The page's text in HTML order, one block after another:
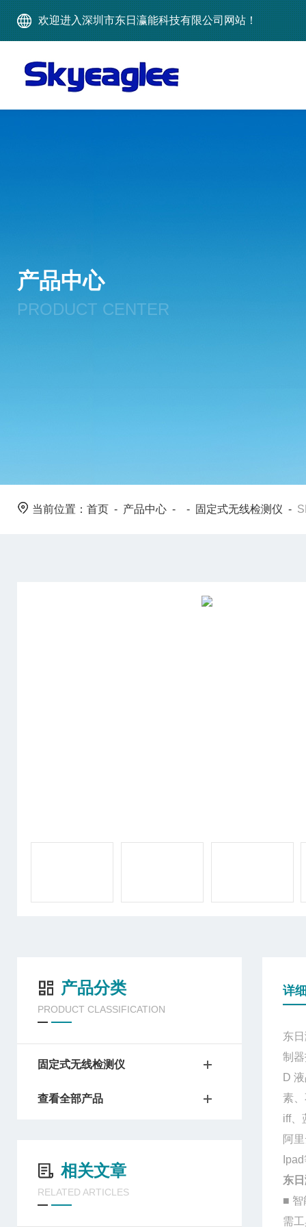
欢迎进入深圳市东日瀛能科技有限公司网站！
产品中心
PRODUCT CENTER
当前位置： 首页 - 产品中心 - - 固定式无线检测仪 -
产品分类
PRODUCT CLASSIFICATION
固定式无线检测仪
查看全部产品
相关文章
RELATED ARTICLES
详
东
制
D
素
iff、
阿
Ipad
东
■
需